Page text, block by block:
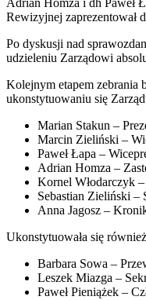
Adrian Homza i dh Paweł
Rewizyjnej zaprezentował
Po dyskusji nad
udzieleniu Zarządowi
Kolejnym etapem zebrania
ukonstytuowaniu się
Marian Stakun –
Marcin Zieliński –
Paweł Łapa –
Adrian Homza –
Kornel Włodarczyk
Sebastian Zieliński –
Anna Jagosz –
Ukonstytuowała się
Barbara Sowa –
Leszek Miazga –
Paweł Pieniążek –